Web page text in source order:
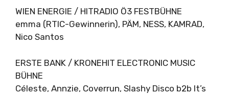
WIEN ENERGIE / HITRADIO Ö3 FESTBÜHNE
emma (RTIC-Gewinnerin), PÄM, NESS, KAMRAD,
Nico Santos
ERSTE BANK / KRONEHIT ELECTRONIC MUSIC
BÜHNE
Céleste, Annzie, Coverrun, Slashy Disco b2b It’s